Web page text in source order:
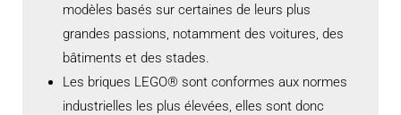
modèles basés sur certaines de leurs plus
grandes passions, notamment des voitures, des
bâtiments et des stades.
Les briques LEGO® sont conformes aux normes
industrielles les plus élevées, elles sont donc